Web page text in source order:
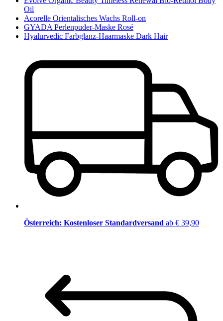
Oil
Acorelle Orientalisches Wachs Roll-on
GYADA Perlenpuder-Maske Rosé
Hyalurvedic Farbglanz-Haarmaske Dark Hair
Österreich: Kostenloser Standardversand ab € 39,90